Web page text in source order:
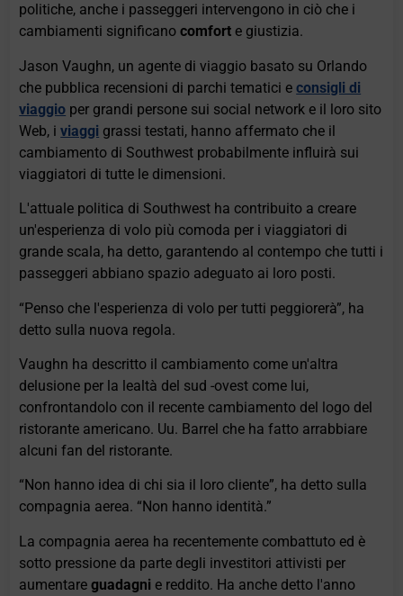
politiche, anche i passeggeri intervengono in ciò che i
cambiamenti significanocomfort e giustizia.
Jason Vaughn, un agente di viaggio basato su Orlando
che pubblica recensioni di parchi tematici econsigli di
viaggio per grandi persone sui social network e il loro sito
Web, iviaggi grassi testati, hanno affermato che il
cambiamento di Southwest probabilmente influirà sui
viaggiatori di tutte le dimensioni.
L'attuale politica di Southwest ha contribuito a creare
un'esperienza di volo più comoda per i viaggiatori di
grande scala, ha detto, garantendo al contempo che tutti i
passeggeri abbiano spazio adeguato ai loro posti.
“Penso che l'esperienza di volo per tutti peggiorerà”, ha
detto sulla nuova regola.
Vaughn ha descritto il cambiamento come un'altra
delusione per la lealtà del sud -ovest come lui,
confrontandolo con il recente cambiamento del logo del
ristorante americano. Uu. Barrel che ha fatto arrabbiare
alcuni fan del ristorante.
“Non hanno idea di chi sia il loro cliente”, ha detto sulla
compagnia aerea. “Non hanno identità.”
La compagnia aerea ha recentemente combattuto ed è
sotto pressione da parte degli investitori attivisti per
aumentareguadagni e reddito. Ha anche detto l'anno